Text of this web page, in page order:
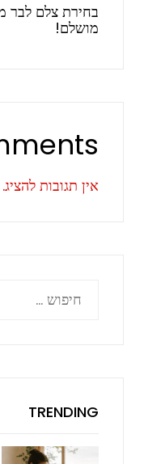
בחירת צלם לבר
מושלם!
אין תגובות להציג.
TRENDING